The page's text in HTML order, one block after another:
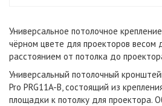
Универсальное потолочное крепление
чёрном цвете для проекторов весом
расстоянием от потолка до
Универсальный потолочный
Pro PRG11A-B, состоящий из
площадки к потолку для проектора.